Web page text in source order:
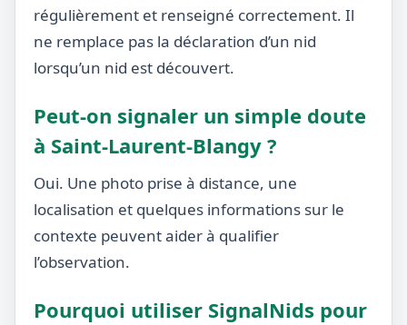
régulièrement et renseigné correctement. Il
ne remplace pas la déclaration d’un nid
lorsqu’un nid est découvert.
Peut-on signaler un simple doute
à Saint-Laurent-Blangy ?
Oui. Une photo prise à distance, une
localisation et quelques informations sur le
contexte peuvent aider à qualifier
l’observation.
Pourquoi utiliser SignalNids pour